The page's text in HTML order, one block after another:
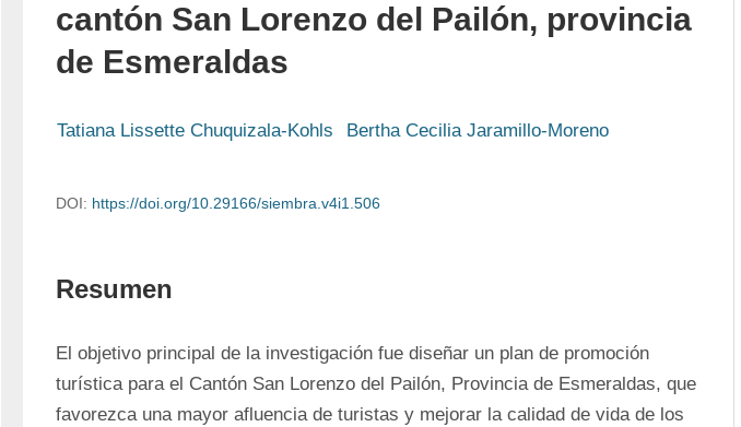
cantón San Lorenzo del Pailón, provincia
de Esmeraldas
Tatiana Lissette Chuquizala-Kohls Bertha Cecilia Jaramillo-Moreno
DOI: https://doi.org/10.29166/siembra.v4i1.506
Resumen
El objetivo principal de la investigación fue diseñar un plan de promoción
turística para el Cantón San Lorenzo del Pailón, Provincia de Esmeraldas, que
favorezca una mayor afluencia de turistas y mejorar la calidad de vida de los